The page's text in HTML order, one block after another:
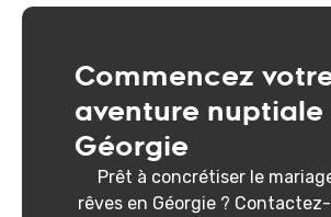
Commencez
aventure nuptiale
Géorgie
Prêt à concrétiser le
rêves en Géorgie ?